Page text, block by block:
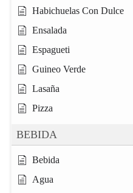
Habichuelas Con Dulce
Ensalada
Espagueti
Guineo Verde
Lasaña
Pizza
BEBIDA
Bebida
Agua